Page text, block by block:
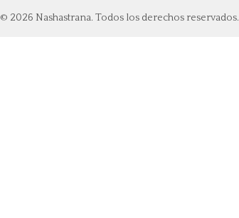
© 2026 Nashastrana. Todos los derechos reservados.